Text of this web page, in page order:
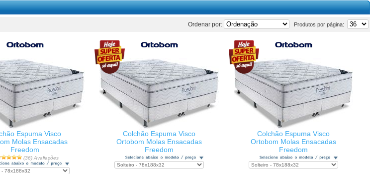
Ordenar por: Produtos por página:
Espuma Visco
Molas Ensacadas
Freedom
(36) Avaliações
Colchão Espuma Visco
Ortobom Molas Ensacadas
Freedom
Colchão Espuma Visco
Ortobom Molas Ensacadas
Freedom